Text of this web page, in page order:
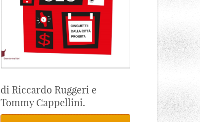
di Riccardo Ruggeri e
Tommy Cappellini.